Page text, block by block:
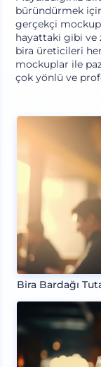
büründürmek
gerçekçi
hayattaki gibi ve
bira üreticileri
mockuplar ile
çok yönlü ve
Bira Bardağı